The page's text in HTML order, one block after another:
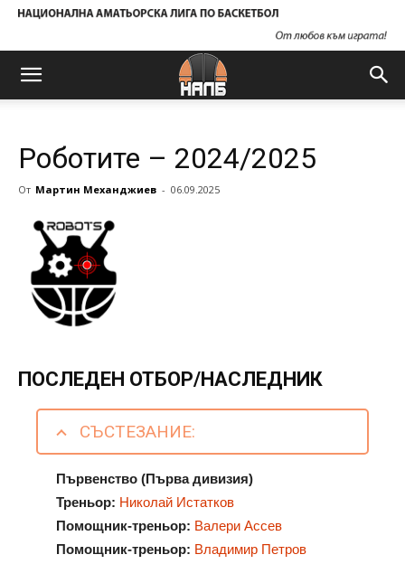
Роботите – 2024/2025
От Мартин Механджиев - 06.09.2025
ПОСЛЕДЕН ОТБОР/НАСЛЕДНИК
СЪСТЕЗАНИЕ:
Първенство (Първа дивизия)
Треньор: Николай Истатков
Помощник-треньор: Валери Ассев
Помощник-треньор: Владимир Петров